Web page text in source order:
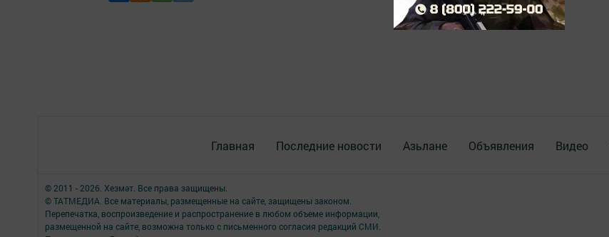
Главная Последние новости Азьлане Объявления Видео
© 2011 - 2026. Хезмәт. Все права защищены.
© ТАТМЕДИА. Все материалы, размещенные на сайте, защищены законом.
Перепечатка, воспроизведение и распространение в любом объеме информации,
размещенной на сайте, возможна только с письменного согласия редакций СМИ.